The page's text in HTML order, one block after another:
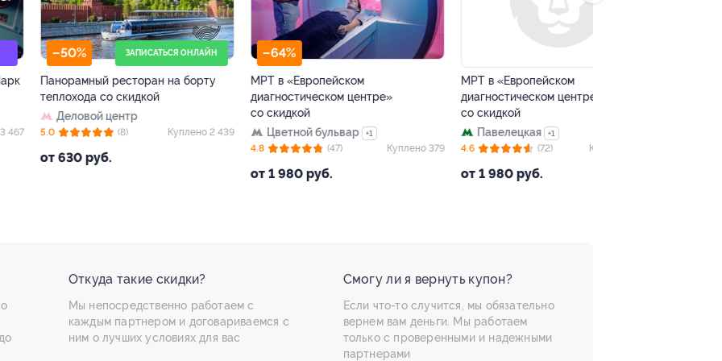
ЗАПИСАТЬСЯ ОНЛАЙН
ресторан на борту
со скидкой
Деловой центр
630 руб.
(8) Куплено 2 439
–64%
МРТ в «Европейском
диагностическом центре»
Цветной бульвар
+1
от 1 980 руб.
(47) Куплено 379
–64%
МРТ в «Европейском
диагностическом центре»
Павелецкая
+1
от 1 980 руб.
4.6 (72) Куплено 1 904
Откуда такие скидки?
Мы непосредственно работаем с
каждым партнером и договариваемся с
ним о лучших условиях для вас
Смогу ли я вернуть купон?
Если что-то случится, мы обязательно
вернем вам деньги. Мы работаем
только с проверенными и надежными
партнерами